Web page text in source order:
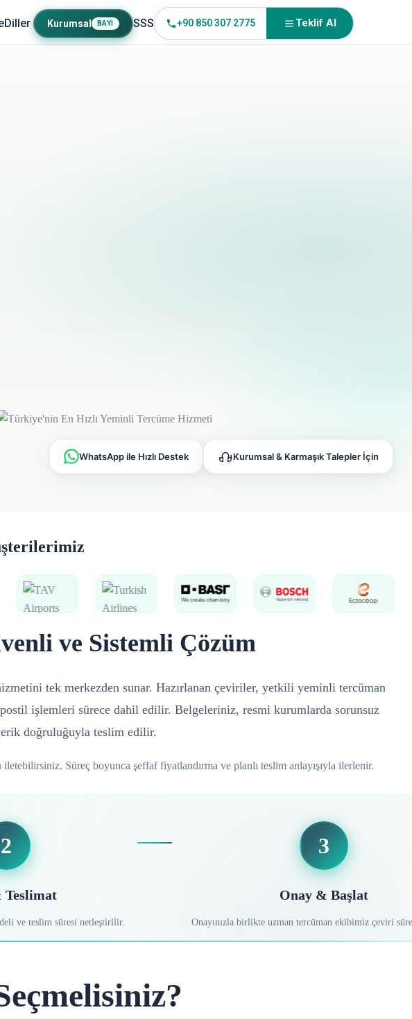
Diller Kurumsal SSS +90 850 307 2775 Teklif Al
WhatsApp ile Hızlı Destek Kurumsal & Karmaşık Talepler İçin
ve Sistemli Çözüm
tek merkezden sunar. Hazırlanan çeviriler, yetkili yeminli tercüman
işlemleri sürece dahil edilir. Belgeleriniz, resmi kurumlarda sorunsuz
doğruluğuyla teslim edilir.
Süreç boyunca şeffaf fiyatlandırma ve planlı teslim anlayışıyla ilerlenir.
2
ve teslim süresi netleştirilir.
3
Onay & Başlat
Onayınızla birlikte uzman tercüman ekibimiz çeviri